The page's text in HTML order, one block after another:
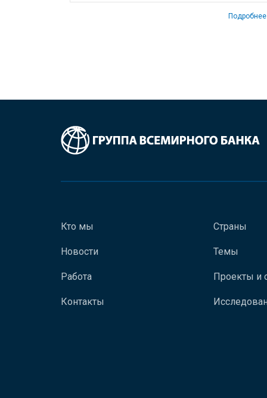
Подробнее
Кто мы
Новости
Работа
Контакты
Страны
Темы
Проекты и